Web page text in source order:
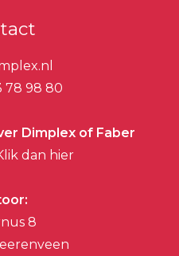
78 98 80
Dimplex of Faber
dan hier
8